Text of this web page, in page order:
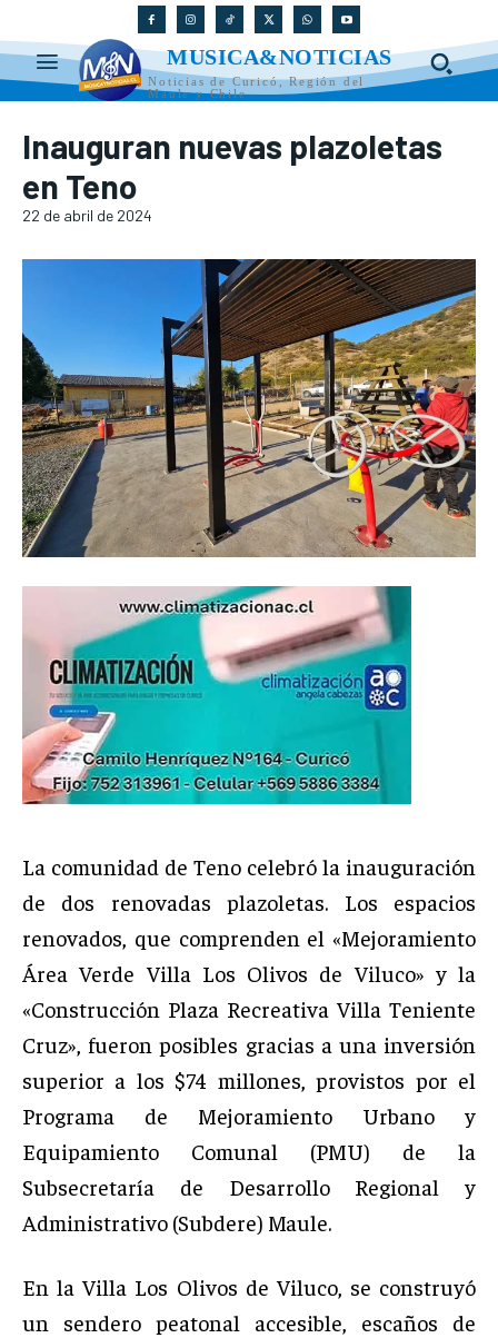
MUSICA&NOTICIAS
Noticias de Curicó, Región del
Maule y Chile
Inauguran nuevas plazoletas
en Teno
22 de abril de 2024
La comunidad de Teno celebró la inauguración
de dos renovadas plazoletas. Los espacios
renovados, que comprenden el «Mejoramiento
Área Verde Villa Los Olivos de Viluco» y la
«Construcción Plaza Recreativa Villa Teniente
Cruz», fueron posibles gracias a una inversión
superior a los $74 millones, provistos por el
Programa de Mejoramiento Urbano y
Equipamiento Comunal (PMU) de la
Subsecretaría de Desarrollo Regional y
Administrativo (Subdere) Maule.
En la Villa Los Olivos de Viluco, se construyó
un sendero peatonal accesible, escaños de